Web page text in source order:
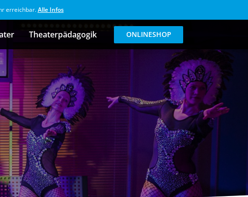
erreichbar.Alle Infos
Theaterpädagogik ONLINESHOP